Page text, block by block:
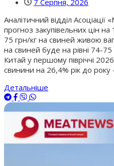
Аналітичний відділ Асоціації
прогноз закупівельних цін
75 грн/кг на свиней живою
на свиней буде на рівні 74-
Китай у першому півріччі
свинини на 26,4% рік до
Детальніше